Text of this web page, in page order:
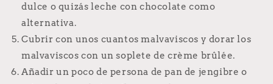
dulce o quizás leche con chocolate como
alternativa.
Cubrir con unos cuantos malvaviscos y dorar los
malvaviscos con un soplete de crème brûlée.
Añadir un poco de persona de pan de jengibre o